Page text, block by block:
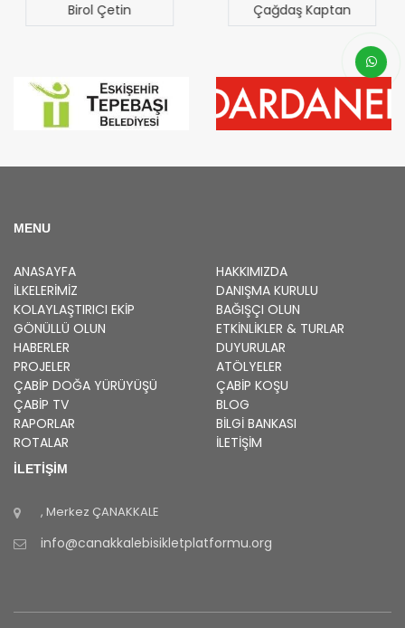
Çağdaş Kaptan
Bilal Türk
MENU
ANASAYFA
HAKKIMIZDA
İLKELERIMIZ
DANIŞMA KURULU
KOLAYLAŞTIRICI EKIP
BAĞIŞÇI OLUN
GÖNÜLLÜ OLUN
ETKINLIKLER & TURLAR
HABERLER
DUYURULAR
PROJELER
ATÖLYELER
ÇABİP DOĞA YÜRÜYÜŞÜ ÇABİP KOŞU
ÇABİP TV
BLOG
RAPORLAR
BILGI BANKASI
ROTALAR
İLETİŞİM
İLETİŞİM
, Merkez ÇANAKKALE
info@canakkalebisikletplatformu.org